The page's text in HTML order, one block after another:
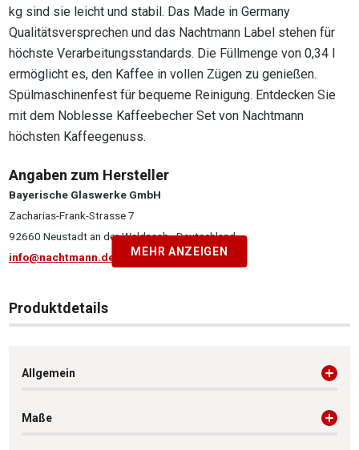
kg sind sie leicht und stabil. Das Made in Germany
Qualitätsversprechen und das Nachtmann Label stehen für
höchste Verarbeitungsstandards. Die Füllmenge von 0,34 l
ermöglicht es, den Kaffee in vollen Zügen zu genießen.
Spülmaschinenfest für bequeme Reinigung. Entdecken Sie
mit dem Noblesse Kaffeebecher Set von Nachtmann
höchsten Kaffeegenuss.
Angaben zum Hersteller
Bayerische Glaswerke GmbH
Zacharias-Frank-Strasse 7
92660 Neustadt an der Waldnaab , Deutschland
info@nachtmann.de
MEHR ANZEIGEN
Produktdetails
Allgemein
Maße